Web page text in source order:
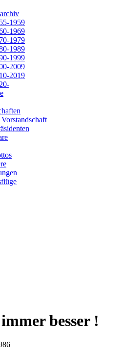
1959
1969
1979
1989
1999
2009
2019
besser !